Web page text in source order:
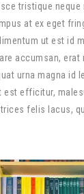
tristique neque
at ex eget
ut est id
accumsan, erat
urna magna id
est efficitur,
felis lacus,